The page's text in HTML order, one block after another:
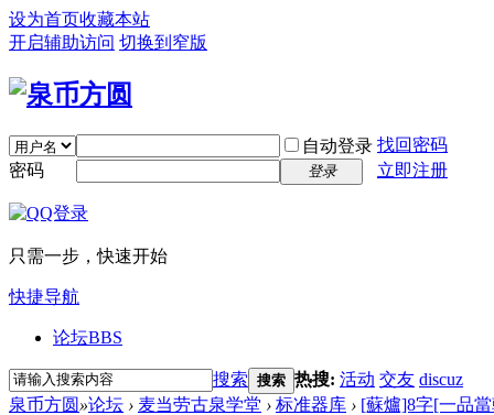
设为首页收藏本站
开启辅助访问 切换到窄版
自动登录 找回密码
密码
登录 立即注册
只需一步，快速开始
快捷导航
论坛BBS
搜索 搜索 热搜: 活动 交友 discuz
泉币方圆 »论坛 › 麦当劳古泉学堂 › 标准器库 › [蘇爐]8字[一品